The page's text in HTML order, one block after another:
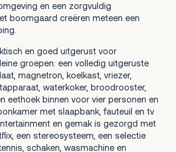
en een zorgvuldig
boomgaard creëren meteen een
en goed uitgerust voor
groepen: een volledig uitgeruste
magnetron, koelkast, vriezer,
waterkoker, broodrooster,
eethoek binnen voor vier personen en
met slaapbank, fauteuil en tv
en gemak is gezorgd met
een stereosysteem, een selectie
schaken, wasmachine en